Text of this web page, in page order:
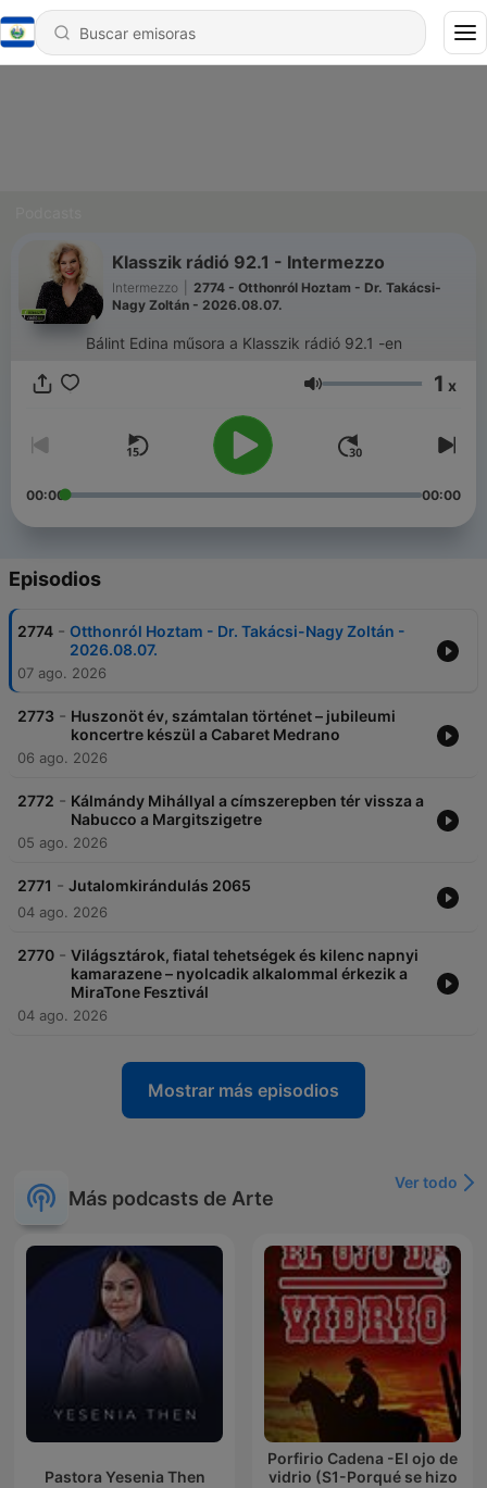
Klasszik rádió 92.1 - Intermezzo
Intermezzo
2774 - Otthonról Hoztam - Dr. Takácsi-
Nagy Zoltán - 2026.08.07.
Bálint Edina műsora a Klasszik rádió 92.1 -en
Volumen 1 x
00:00 00:00
Episodios
2774 - Otthonról Hoztam - Dr. Takácsi-Nagy Zoltán -
2026.08.07.
07 ago. 2026
2773 - Huszonöt év, számtalan történet – jubileumi
koncertre készül a Cabaret Medrano
06 ago. 2026
2772 - Kálmándy Mihállyal a címszerepben tér vissza a
Nabucco a Margitszigetre
05 ago. 2026
2771 - Jutalomkirándulás 2065
04 ago. 2026
2770 - Világsztárok, fiatal tehetségek és kilenc napnyi
kamarazene – nyolcadik alkalommal érkezik a
MiraTone Fesztivál
04 ago. 2026
Mostrar más episodios
Más podcasts de Arte
Ver todo
Pastora Yesenia Then
Porfirio Cadena -El ojo de
vidrio (S1-Porqué se hizo